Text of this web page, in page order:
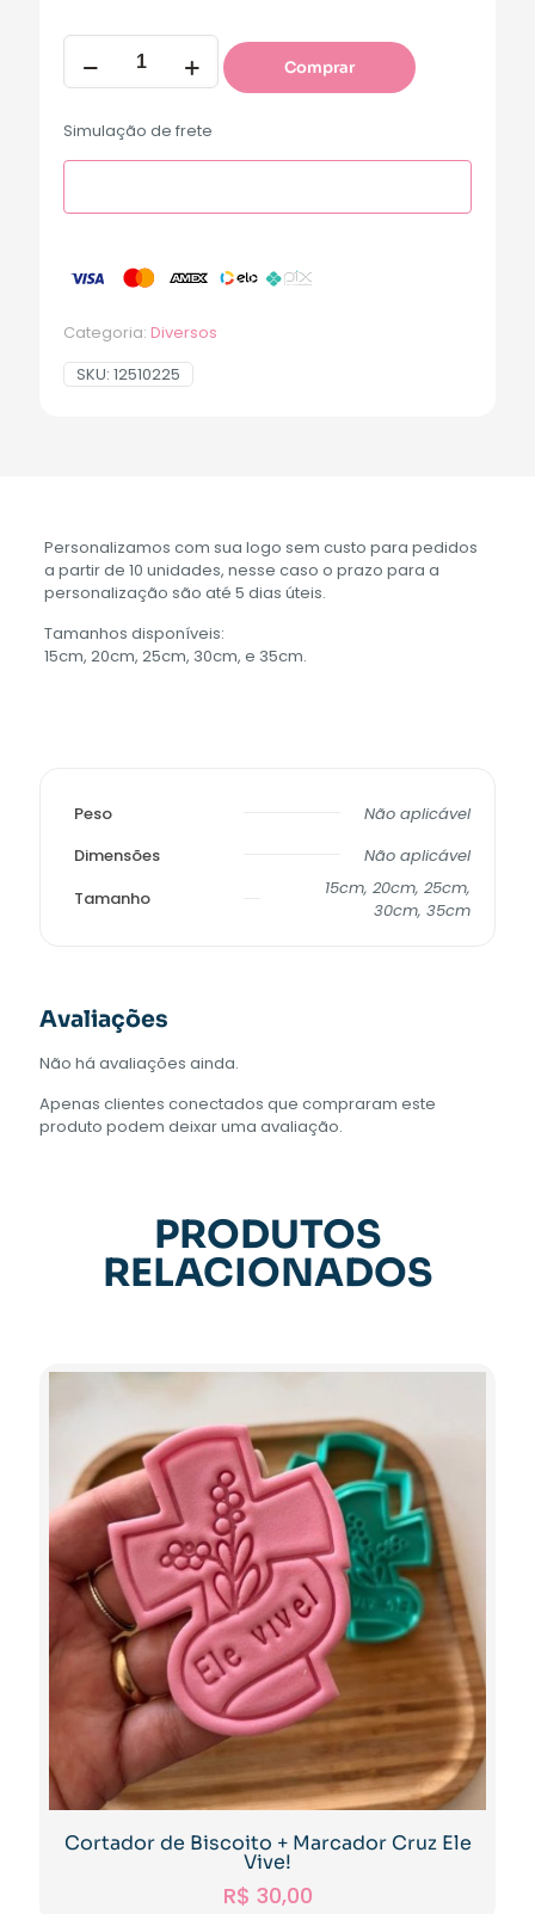
Comprar
Simulação de frete
Categoria: Diversos
SKU: 12510225
Personalizamos com sua logo sem custo para pedidos
a partir de 10 unidades, nesse caso o prazo para a
personalização são até 5 dias úteis.
Tamanhos disponíveis:
15cm, 20cm, 25cm, 30cm, e 35cm.
Peso
Não aplicável
Dimensões
Não aplicável
Tamanho
15cm, 20cm, 25cm,
30cm, 35cm
Avaliações
Não há avaliações ainda.
Apenas clientes conectados que compraram este
produto podem deixar uma avaliação.
PRODUTOS
RELACIONADOS
Cortador de Biscoito + Marcador Cruz Ele
Vive!
R$ 30,00